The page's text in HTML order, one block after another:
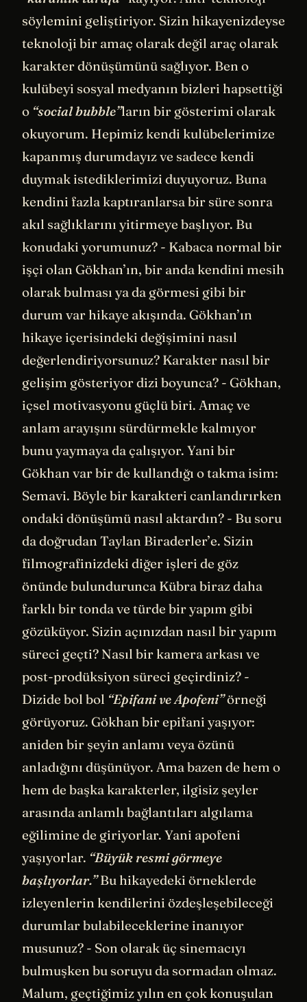
söylemini geliştiriyor. Sizin hikayenizdeyse
teknoloji bir amaç olarak değil araç olarak
karakter dönüşümünü sağlıyor. Ben o
kulübeyi sosyal medyanın bizleri hapsettiği
o “social bubble”ların bir gösterimi olarak
okuyorum. Hepimiz kendi kulübelerimize
kapanmış durumdayız ve sadece kendi
duymak istediklerimizi duyuyoruz. Buna
kendini fazla kaptıranlarsa bir süre sonra
akıl sağlıklarını yitirmeye başlıyor. Bu
konudaki yorumunuz? - Kabaca normal bir
işçi olan Gökhan’ın, bir anda kendini mesih
olarak bulması ya da görmesi gibi bir
durum var hikaye akışında. Gökhan’ın
hikaye içerisindeki değişimini nasıl
değerlendiriyorsunuz? Karakter nasıl bir
gelişim gösteriyor dizi boyunca? - Gökhan,
içsel motivasyonu güçlü biri. Amaç ve
anlam arayışını sürdürmekle kalmıyor
bunu yaymaya da çalışıyor. Yani bir
Gökhan var bir de kullandığı o takma isim:
Semavi. Böyle bir karakteri canlandırırken
ondaki dönüşümü nasıl aktardın? - Bu soru
da doğrudan Taylan Biraderler’e. Sizin
filmografinizdeki diğer işleri de göz
önünde bulundurunca Kübra biraz daha
farklı bir tonda ve türde bir yapım gibi
gözüküyor. Sizin açınızdan nasıl bir yapım
süreci geçti? Nasıl bir kamera arkası ve
post-prodüksiyon süreci geçirdiniz? -
Dizide bol bol “Epifani ve Apofeni”örneği
görüyoruz. Gökhan bir epifani yaşıyor:
aniden bir şeyin anlamı veya özünü
anladığını düşünüyor. Ama bazen de hem o
hem de başka karakterler, ilgisiz şeyler
arasında anlamlı bağlantıları algılama
eğilimine de giriyorlar. Yani apofeni
yaşıyorlar. “Büyük resmi görmeye
başlıyorlar.”Bu hikayedeki örneklerde
izleyenlerin kendilerini özdeşleşebileceği
durumlar bulabileceklerine inanıyor
musunuz? - Son olarak üç sinemacıyı
bulmuşken bu soruyu da sormadan olmaz.
Malum, geçtiğimiz yılın en çok konuşulan